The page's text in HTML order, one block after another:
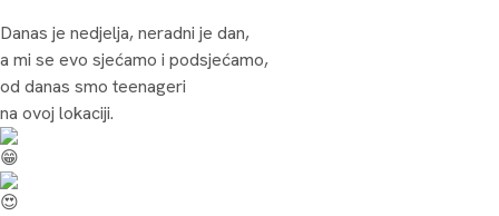
Danas je nedjelja, neradni je dan,
a mi se evo sjećamo i podsjećamo,
od danas smo teenageri
na ovoj lokaciji.